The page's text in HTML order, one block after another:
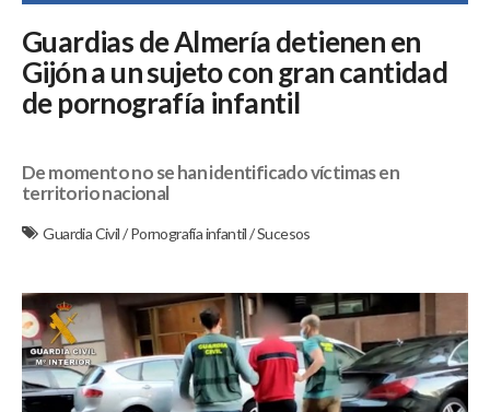
Guardias de Almería detienen en
Gijón a un sujeto con gran cantidad
de pornografía infantil
De momento no se han identificado víctimas en
territorio nacional
Guardia Civil/Pornografía infantil/Sucesos